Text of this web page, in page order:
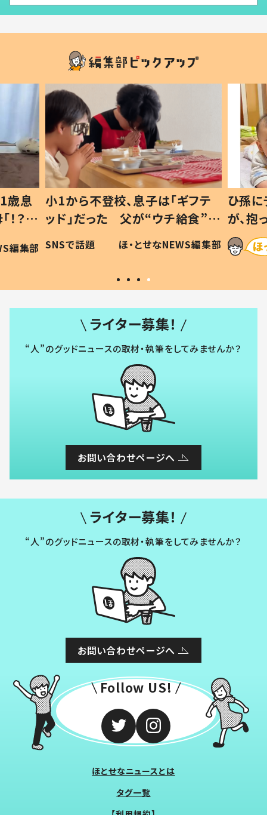
歳息
？」
編集部
小1から不登校、息子は「ギフテ
ッド」だった 父が“ウチ給食”を
作り続ける理由とは #令和の親
#令和の子
SNSで話題 ほ・とせなNEWS編集部
ひ孫
が、
「涙が
い」
ライター募集！
“人”のグッドニュースの取材・執筆をしてみませんか？
お問い合わせページへ
ライター募集！
“人”のグッドニュースの取材・執筆をしてみませんか？
お問い合わせページへ
Follow US!
ほとせなニュースとは
タグ一覧